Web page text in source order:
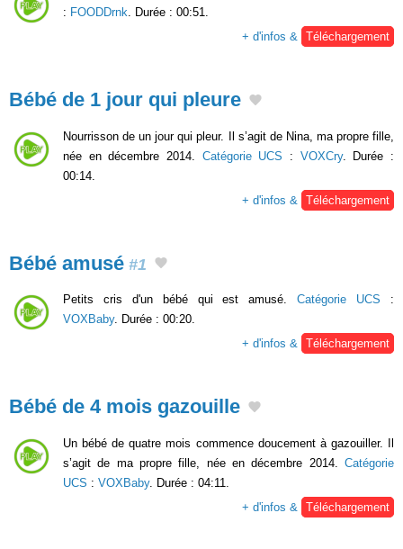
: FOODDrnk . Durée : 00:51.
+ d'infos &
Téléchargement
Bébé de 1 jour qui pleure
Nourrisson de un jour qui pleur. Il s’agit de Nina, ma propre fille,
née en décembre 2014. Catégorie UCS : VOXCry. Durée :
00:14.
+ d'infos &
Téléchargement
Bébé amusé #1
Petits cris d'un bébé qui est amusé.Catégorie UCS :
VOXBaby. Durée : 00:20.
+ d'infos & Téléchargement
Bébé de 4 mois gazouille
Un bébé de quatre mois commence doucement à gazouiller. Il
s’agit de ma propre fille, née en décembre 2014. Catégorie
UCS : VOXBaby. Durée : 04:11.
+ d'infos &
Téléchargement